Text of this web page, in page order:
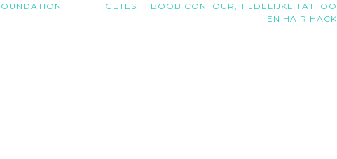
GETEST | BOOB CONTOUR, TIJDELIJKE TATTOO
EN HAIR HACK